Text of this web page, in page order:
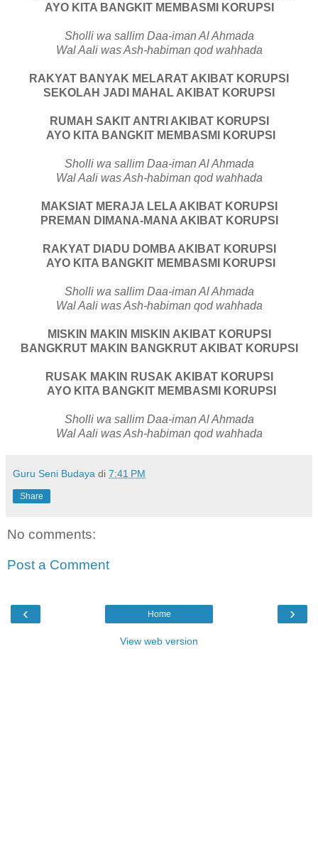
AYO KITA BANGKIT MEMBASMI KORUPSI
Sholli wa sallim Daa-iman Al Ahmada
Wal Aali was Ash-habiman qod wahhada
RAKYAT BANYAK MELARAT AKIBAT KORUPSI
SEKOLAH JADI MAHAL AKIBAT KORUPSI
RUMAH SAKIT ANTRI AKIBAT KORUPSI
AYO KITA BANGKIT MEMBASMI KORUPSI
Sholli wa sallim Daa-iman Al Ahmada
Wal Aali was Ash-habiman qod wahhada
MAKSIAT MERAJA LELA AKIBAT KORUPSI
PREMAN DIMANA-MANA AKIBAT KORUPSI
RAKYAT DIADU DOMBA AKIBAT KORUPSI
AYO KITA BANGKIT MEMBASMI KORUPSI
Sholli wa sallim Daa-iman Al Ahmada
Wal Aali was Ash-habiman qod wahhada
MISKIN MAKIN MISKIN AKIBAT KORUPSI
BANGKRUT MAKIN BANGKRUT AKIBAT KORUPSI
RUSAK MAKIN RUSAK AKIBAT KORUPSI
AYO KITA BANGKIT MEMBASMI KORUPSI
Sholli wa sallim Daa-iman Al Ahmada
Wal Aali was Ash-habiman qod wahhada
Guru Seni Budaya di 7:41 PM
Share
No comments:
Post a Comment
‹ ›
Home
View web version